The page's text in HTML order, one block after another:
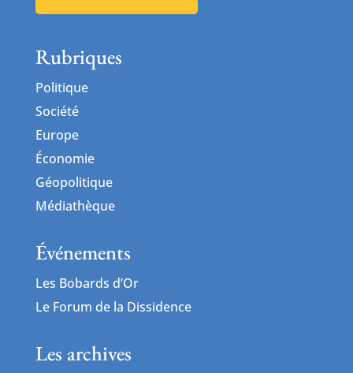
Rubriques
Politique
Société
Europe
Économie
Géopolitique
Médiathèque
Événements
Les Bobards d’Or
Le Forum de la Dissidence
Les archives